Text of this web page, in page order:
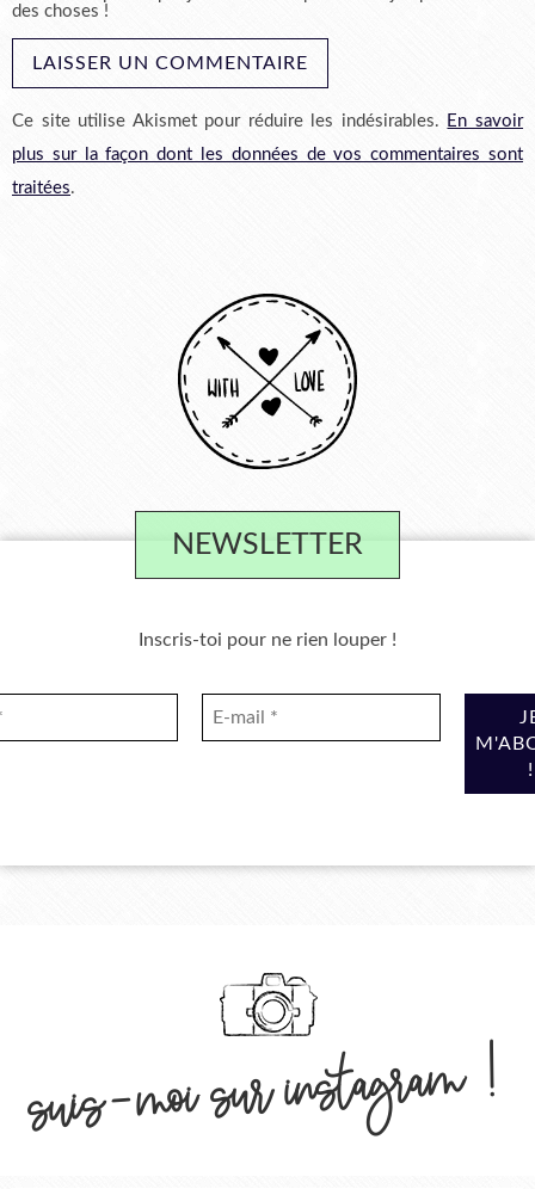
des choses !
Ce site utilise Akismet pour réduire les indésirables. En savoir
plus sur la façon dont les données de vos commentaires sont
traitées.
NEWSLETTER
Inscris-toi pour ne rien louper !
suis-moi sur instagram !